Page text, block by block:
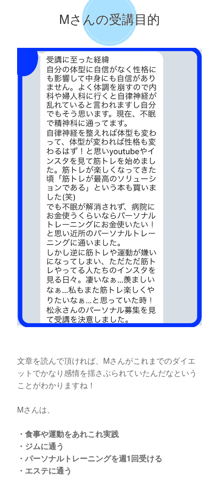
Mさんの受講目的
文章を読んで頂ければ、Mさんがこれまでのダイエ
ットでかなり感情を揺さぶられていたんだなという
ことがわかりますね！
Mさんは、
・食事や運動をあれこれ実践
・ジムに通う
・パーソナルトレーニングを週1回受ける
・エステに通う